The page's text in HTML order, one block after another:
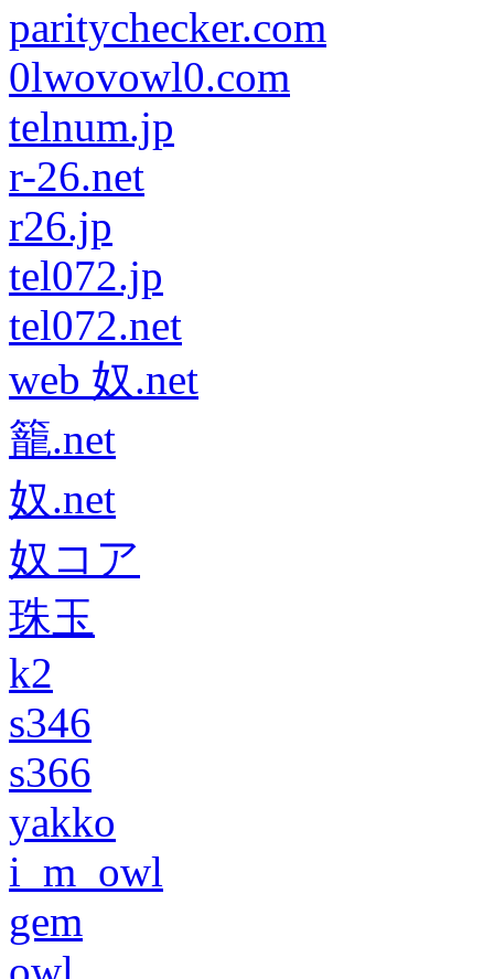
paritychecker.com
0lwovowl0.com
telnum.jp
r-26.net
r26.jp
tel072.jp
tel072.net
web 奴.net
籠.net
奴.net
奴コア
珠玉
k2
s346
s366
yakko
i_m_owl
gem